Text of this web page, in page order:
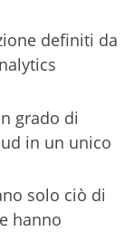
definiti da
grado di
in un unico
solo ciò di
hanno